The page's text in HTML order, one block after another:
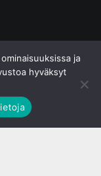
ja
hyväksyt